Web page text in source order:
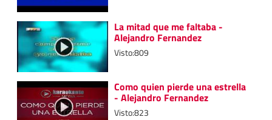
La mitad que me faltaba -
Alejandro Fernandez
Visto:809
Como quien pierde una estrella
- Alejandro Fernandez
Visto:823